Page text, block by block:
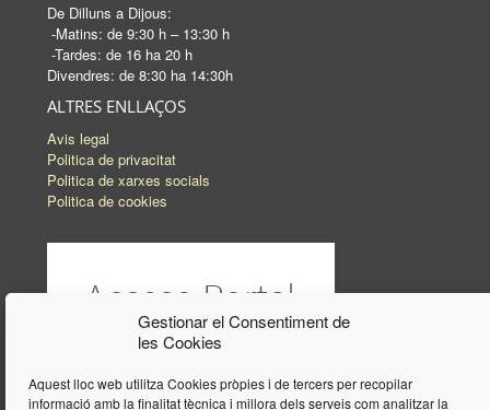
Gestionar el Consentiment de
les Cookies
Aquest lloc web utilitza Cookies pròpies i de tercers per recopilar
informació amb la finalitat tècnica i millora dels serveis com analitzar la
De Dilluns a Dijous:
-Matins: de 9:30 h – 13:30 h
-Tardes: de 16 ha 20 h
Divendres: de 8:30 ha 14:30h
ALTRES ENLLAÇOS
Avis legal
Politica de privacitat
Politica de xarxes socials
Politica de cookies